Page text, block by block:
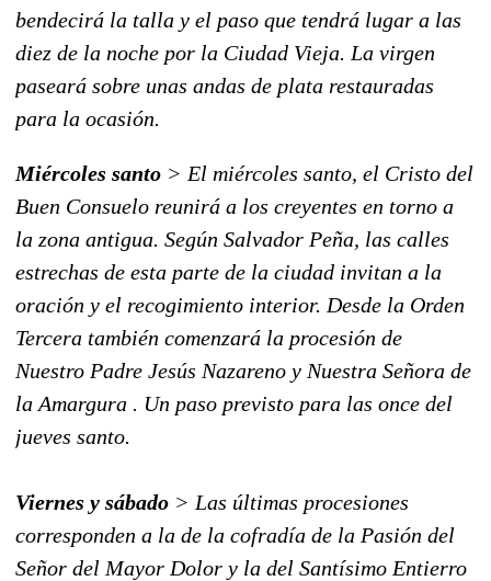
bendecirá la talla y el paso que tendrá lugar a las
diez de la noche por la Ciudad Vieja. La virgen
paseará sobre unas andas de plata restauradas
para la ocasión.
Miércoles santo > El miércoles santo, el Cristo del
Buen Consuelo reunirá a los creyentes en torno a
la zona antigua. Según Salvador Peña, las calles
estrechas de esta parte de la ciudad invitan a la
oración y el recogimiento interior. Desde la Orden
Tercera también comenzará la procesión de
Nuestro Padre Jesús Nazareno y Nuestra Señora de
la Amargura . Un paso previsto para las once del
jueves santo.
Viernes y sábado > Las últimas procesiones
corresponden a la de la cofradía de la Pasión del
Señor del Mayor Dolor y la del Santísimo Entierro